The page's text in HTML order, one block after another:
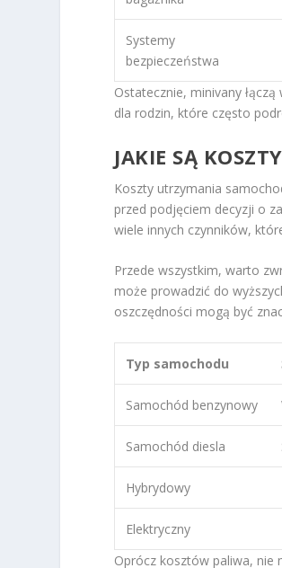
Systemy
bezpieczeństwa
Ostatecznie, minivany
dla rodzin, które często
JAKIE SĄ
Koszty utrzymania
przed podjęciem decyzji o
wiele innych czynników,
Przede wszystkim, warto
może prowadzić do
oszczędności mogą być
Typ samochodu
Samochód benzynowy
Samochód diesla
Hybrydowy
Elektryczny
Oprócz kosztów paliwa, nie